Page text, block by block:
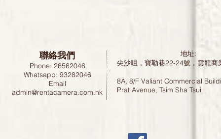
聯絡我們
Phone: 26562046
Whatsapp: 93282046
Email
admin@rentacamera.com.hk
地址:
尖沙咀，寶勒巷22-24號，雲龍
8A, 8/F Valiant Commercial
Prat Avenue, Tsim Sha Tsui